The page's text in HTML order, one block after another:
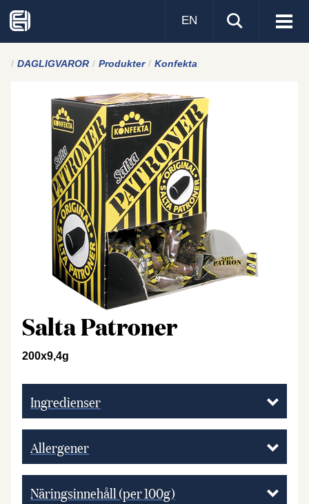
Visa
EN
DAGLIGVAROR Produkter Konfekta
Salta Patroner
200x9,4g
Ingredienser
Allergener
Näringsinnehåll (per 100g)